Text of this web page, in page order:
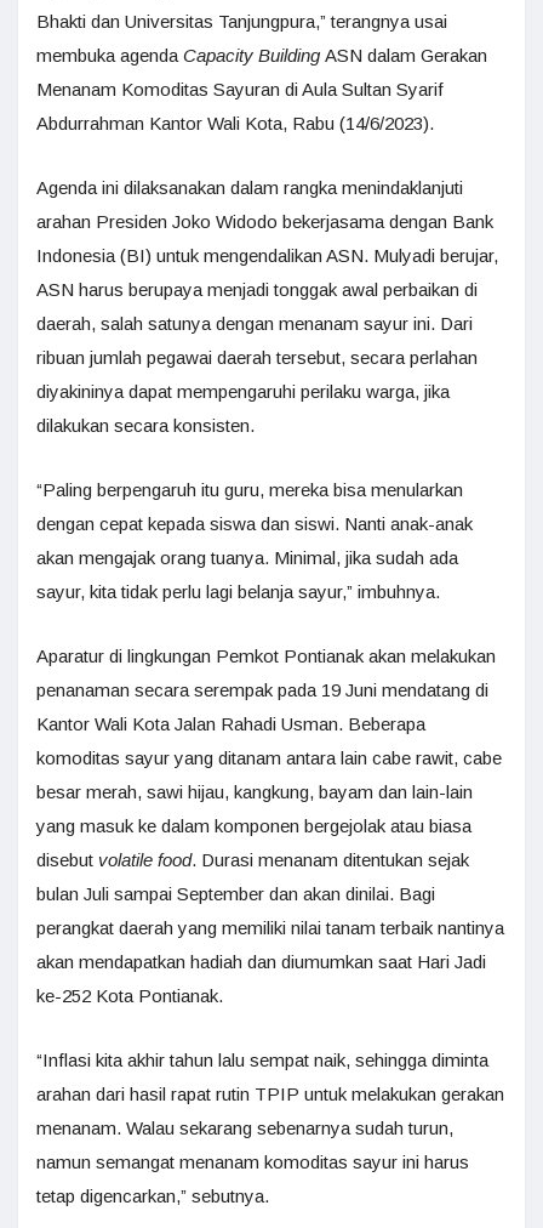
Bhakti dan Universitas Tanjungpura,” terangnya usai
membuka agenda Capacity Building ASN dalam Gerakan
Menanam Komoditas Sayuran di Aula Sultan Syarif
Abdurrahman Kantor Wali Kota, Rabu (14/6/2023).
Agenda ini dilaksanakan dalam rangka menindaklanjuti
arahan Presiden Joko Widodo bekerjasama dengan Bank
Indonesia (BI) untuk mengendalikan ASN. Mulyadi berujar,
ASN harus berupaya menjadi tonggak awal perbaikan di
daerah, salah satunya dengan menanam sayur ini. Dari
ribuan jumlah pegawai daerah tersebut, secara perlahan
diyakininya dapat mempengaruhi perilaku warga, jika
dilakukan secara konsisten.
“Paling berpengaruh itu guru, mereka bisa menularkan
dengan cepat kepada siswa dan siswi. Nanti anak-anak
akan mengajak orang tuanya. Minimal, jika sudah ada
sayur, kita tidak perlu lagi belanja sayur,” imbuhnya.
Aparatur di lingkungan Pemkot Pontianak akan melakukan
penanaman secara serempak pada 19 Juni mendatang di
Kantor Wali Kota Jalan Rahadi Usman. Beberapa
komoditas sayur yang ditanam antara lain cabe rawit, cabe
besar merah, sawi hijau, kangkung, bayam dan lain-lain
yang masuk ke dalam komponen bergejolak atau biasa
disebut volatile food. Durasi menanam ditentukan sejak
bulan Juli sampai September dan akan dinilai. Bagi
perangkat daerah yang memiliki nilai tanam terbaik nantinya
akan mendapatkan hadiah dan diumumkan saat Hari Jadi
ke-252 Kota Pontianak.
“Inflasi kita akhir tahun lalu sempat naik, sehingga diminta
arahan dari hasil rapat rutin TPIP untuk melakukan gerakan
menanam. Walau sekarang sebenarnya sudah turun,
namun semangat menanam komoditas sayur ini harus
tetap digencarkan,” sebutnya.